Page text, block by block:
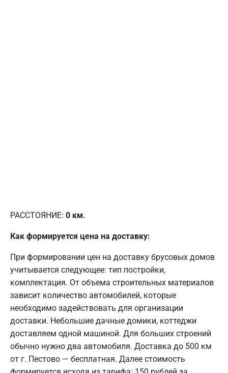
РАССТОЯНИЕ: 0 км.
Как формируется цена на доставку:
При формировании цен на доставку брусовых домов
учитывается следующее: тип постройки,
комплектация. От объема строительных материалов
зависит количество автомобилей, которые
необходимо задействовать для организации
доставки. Небольшие дачные домики, коттеджи
доставляем одной машиной. Для больших строений
обычно нужно два автомобиля. Доставка до 500 км
от г. Пестово — бесплатная. Далее стоимость